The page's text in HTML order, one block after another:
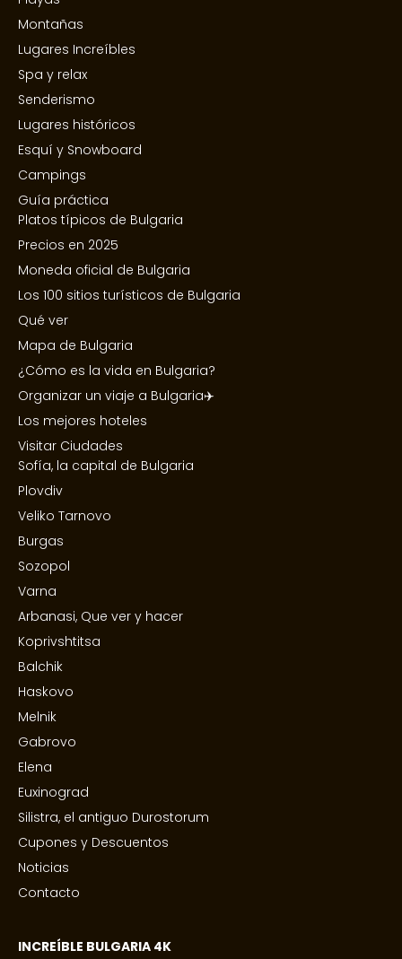
Montañas
Lugares Increíbles
Spa y relax
Senderismo
Lugares históricos
Esquí y Snowboard
Campings
Guía práctica
Platos típicos de Bulgaria
Precios en 2025
Moneda oficial de Bulgaria
Los 100 sitios turísticos de Bulgaria
Qué ver
Mapa de Bulgaria
¿Cómo es la vida en Bulgaria?
Organizar un viaje a Bulgaria✈️
Los mejores hoteles
Visitar Ciudades
Sofía, la capital de Bulgaria
Plovdiv
Veliko Tarnovo
Burgas
Sozopol
Varna
Arbanasi, Que ver y hacer
Koprivshtitsa
Balchik
Haskovo
Melnik
Gabrovo
Elena
Euxinograd
Silistra, el antiguo Durostorum
Cupones y Descuentos
Noticias
Contacto
INCREÍBLE BULGARIA 4K